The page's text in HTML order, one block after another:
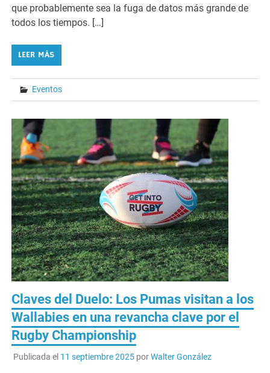
que probablemente sea la fuga de datos más grande de
todos los tiempos. […]
LEER MÁS
Eventos
Claves del Duelo: Los Pumas visitan a los
Wallabies en una revancha clave por el
Rugby Championship
Publicada el 11 septiembre 2025porWalter González